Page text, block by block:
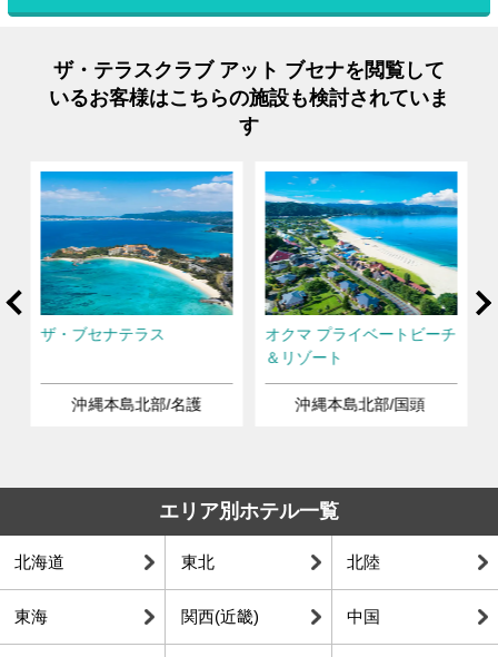
ザ・テラスクラブ アット ブセナを閲覧して
いるお客様はこちらの施設も検討されていま
す
ザ・ブセナテラス
沖縄本島北部/名護
オクマ プライベートビーチ
＆リゾート
沖縄本島北部/国頭
エリア別ホテル一覧
北海道 東北 北陸
東海 関西(近畿) 中国